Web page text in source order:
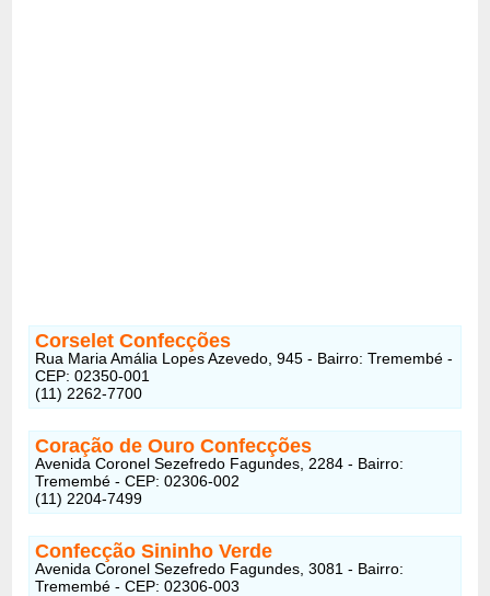
Corselet Confecções
Rua Maria Amália Lopes Azevedo, 945 - Bairro: Tremembé -
CEP: 02350-001
(11) 2262-7700
Coração de Ouro Confecções
Avenida Coronel Sezefredo Fagundes, 2284 - Bairro:
Tremembé - CEP: 02306-002
(11) 2204-7499
Confecção Sininho Verde
Avenida Coronel Sezefredo Fagundes, 3081 - Bairro:
Tremembé - CEP: 02306-003